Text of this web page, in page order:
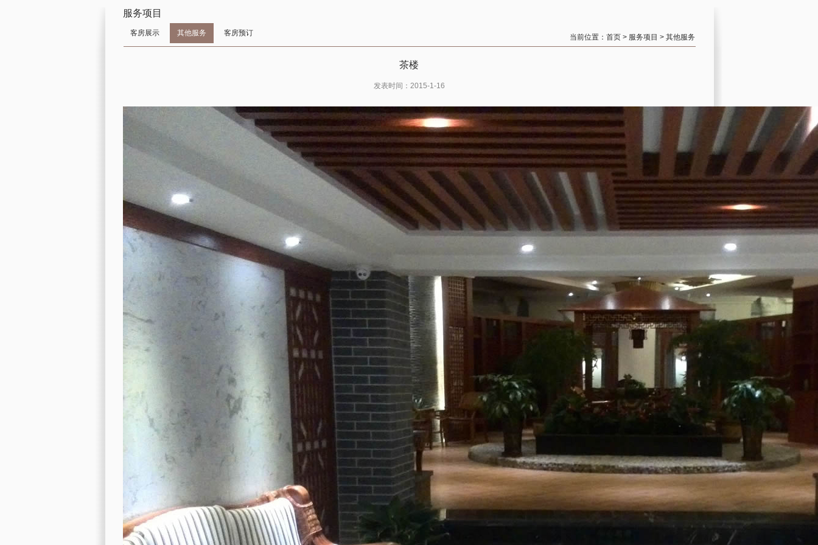
服务项目
客房展示 其他服务 客房预订 当前位置： 首页 > 服务项目 > 其他服务
茶楼
发表时间：2015-1-16